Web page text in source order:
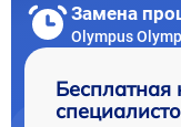
Замена
Olympus
Бесплатная